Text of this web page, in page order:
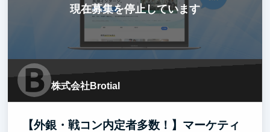
現在募集を停止しています
株式会社Brotial
【外銀・戦コン内定者多数！】マーケティ